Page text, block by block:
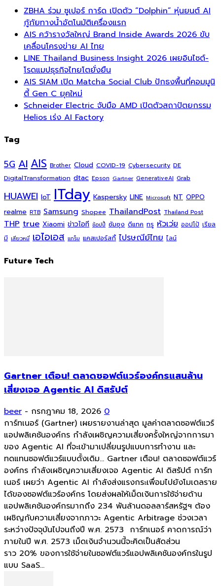
ZBHA ร่วม ซูเปอร์ การ์ด เปิดตัว “Dolphin” หุ่นยนต์ AI
กู้ภัยทางน้ำอัตโนมัติเครื่องแรก
AIS คว้ารางวัลใหญ่ Brand Inside Awards 2026 ขับ
เคลื่อนโครงข่าย AI ไทย
LINE Thailand Business Insight 2026 เผยอินไซต์-
โรดแมปธุรกิจไทยโตยั่งยืน
AIS SIAM เปิด Matcha Social Club ปักธงพื้นที่คอมมูนิ
ตี้ Gen C ยุคใหม่
Schneider Electric จับมือ AMD เปิดตัวสถาปัตยกรรม
Helios เร่ง AI Factory
Tag
5G AI AIS Brother Cloud COVID-19 Cybersecurity DE
DigitalTransformation dtac Epson Gartner GenerativeAI Grab
HUAWEI IoT ITday Kaspersky LINE Microsoft NT OPPO
realme RTB Samsung Shopee ThailandPost Thailand Post
THP true Xiaomi ข่าวไอที ช้อปปี้ ซัมซุง ดีแทค ทรู หัวเว่ย ออปโป้ เรียล
มี เสียวหมี่ เอไอเอส แกร็บ แคสเปอร์สกี้ ไปรษณีย์ไทย ไลน์
Future Tech
Gartner เตือน! ตลาดซอฟต์แวร์องค์กรแสนล้าน
เสี่ยงเจอ Agentic AI ดิสรัปต์
beer - กรกฎาคม 18, 2026 0
การ์ทเนอร์ (Gartner) เผยรายงานล่าสุด มูลค่าตลาดซอฟต์แวร์
แอปพลิเคชันองค์กร กำลังเผชิญความเสี่ยงครั้งใหญ่จากการมา
ของ Agentic AI ที่จะเข้ามาเปลี่ยนรูปแบบการทำงาน และ
ทดแทนซอฟต์แวร์แบบดั้งเดิม... Gartner เตือน! ตลาดซอฟต์แวร์
องค์กร กำลังเผชิญความเสี่ยงเจอ Agentic AI ดิสรัปต์ การ์ท
เนอร์ เผยว่า Agentic AI กำลังส่งแรงกระเพื่อมไปยังโมเดลราย
ได้ของซอฟต์แวร์องค์กร โดยส่งผลให้เม็ดเงินการใช้จ่ายด้าน
แอปพลิเคชันองค์กรมากถึง 234 พันล้านดอลลาร์สหรัฐฯ ต้อง
เผชิญกับความเสี่ยงจากภาวะ Agentic Arbitrage ช่วงเวลา
ระหว่างปัจจุบันไปจนถึงปี พ.ศ. 2573 การ์ทเนอร์ คาดการณ์ว่า
ภายในปี พ.ศ. 2573 เม็ดเงินจำนวนนี้จะคิดเป็นสัดส่วน
ราว 20% ของการใช้จ่ายในซอฟต์แวร์แอปพลิเคชันองค์กรในรูป
แบบ SaaS...